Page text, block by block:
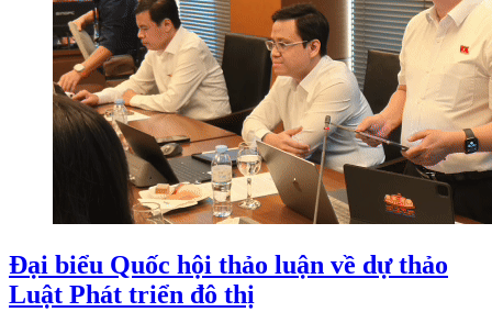
Đại biểu Quốc hội thảo luận về dự thảo
Luật Phát triển đô thị